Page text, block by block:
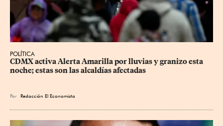
POLÍTICA
CDMX activa Alerta Amarilla por lluvias y granizo esta
noche; estas son las alcaldías afectadas
Por Redacción El Economista